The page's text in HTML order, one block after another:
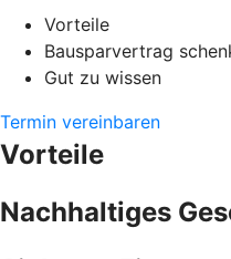
Vorteile
Bausparvertrag
Gut zu wissen
Termin vereinbaren
Vorteile
Nachhaltiges